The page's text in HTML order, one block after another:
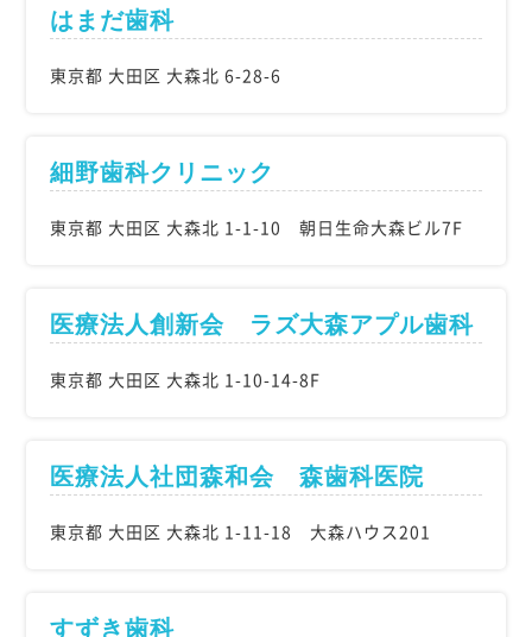
はまだ歯科
東京都 大田区 大森北 6-28-6
細野歯科クリニック
東京都 大田区 大森北 1-1-10 朝日生命大森ビル7F
医療法人創新会 ラズ大森アプル歯科
東京都 大田区 大森北 1-10-14-8F
医療法人社団森和会 森歯科医院
東京都 大田区 大森北 1-11-18 大森ハウス201
すずき歯科